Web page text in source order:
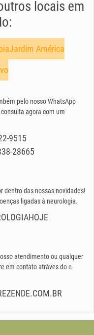
locais em
Jardim América
pelo nosso WhatsApp
agora com um
9515
28665
dentro das nossas novidades!
ligadas à neurologia.
atendimento ou qualquer
em contato atráves do e-